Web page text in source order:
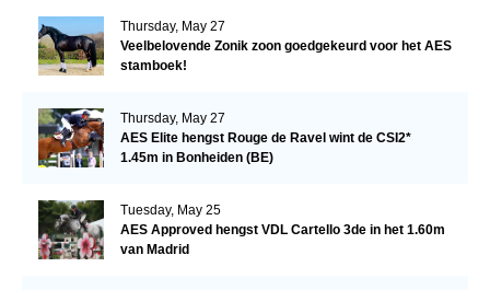
Thursday, May 27
Veelbelovende Zonik zoon goedgekeurd voor het AES
stamboek!
Thursday, May 27
AES Elite hengst Rouge de Ravel wint de CSI2*
1.45m in Bonheiden (BE)
Tuesday, May 25
AES Approved hengst VDL Cartello 3de in het 1.60m
van Madrid